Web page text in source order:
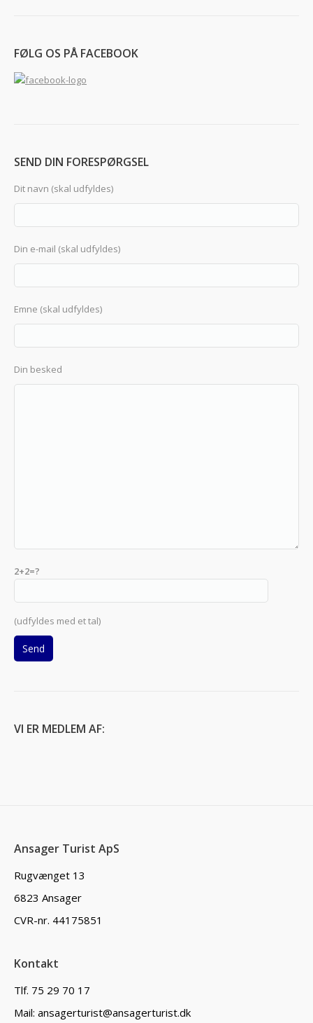
FØLG OS PÅ FACEBOOK
SEND DIN FORESPØRGSEL
Dit navn (skal udfyldes)
Din e-mail (skal udfyldes)
Emne (skal udfyldes)
Din besked
2+2=?
(udfyldes med et tal)
VI ER MEDLEM AF:
Ansager Turist ApS
Rugvænget 13
6823 Ansager
CVR-nr. 44175851
Kontakt
Tlf. 75 29 70 17
Mail: ansagerturist@ansagerturist.dk